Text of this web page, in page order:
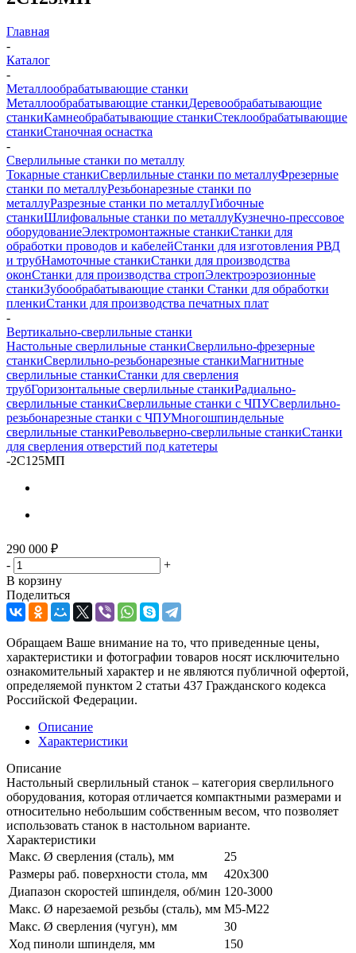
Главная
-
Каталог
-
Металлообрабатывающие станки
Металлообрабатывающие станкиДеревообрабатывающие
станкиКамнеобрабатывающие станкиСтеклообрабатывающие
станкиСтаночная оснастка
-
Сверлильные станки по металлу
Токарные станкиСверлильные станки по металлуФрезерные
станки по металлуРезьбонарезные станки по
металлуРазрезные станки по металлуГибочные
станкиШлифовальные станки по металлуКузнечно-прессовое
оборудованиеЭлектромонтажные станкиСтанки для
обработки проводов и кабелейСтанки для изготовления РВД
и трубНамоточные станкиСтанки для производства
оконСтанки для производства стропЭлектроэрозионные
станкиЗубообрабатывающие станки Станки для обработки
пленкиСтанки для производства печатных плат
-
Вертикально-сверлильные станки
Настольные сверлильные станкиСверлильно-фрезерные
станкиСверлильно-резьбонарезные станкиМагнитные
сверлильные станкиСтанки для сверления
трубГоризонтальные сверлильные станкиРадиально-
сверлильные станкиСверлильные станки с ЧПУСверлильно-
резьбонарезные станки с ЧПУМногошпиндельные
сверлильные станкиРевольверно-сверлильные станкиСтанки
для сверления отверстий под катетеры
-2С125МП
290 000 ₽
-
+
В корзину
Поделиться
Обращаем Ваше внимание на то, что приведенные цены,
характеристики и фотографии товаров носят исключительно
ознакомительный характер и не являются публичной офертой,
определяемой пунктом 2 статьи 437 Гражданского кодекса
Российской Федерации.
Описание
Характеристики
Описание
Настольный сверлильный станок – категория сверлильного
оборудования, которая отличается компактными размерами и
относительно небольшим собственным весом, что позволяет
использовать станок в настольном варианте.
Характеристики
Макс. Ø сверления (сталь), мм
25
Размеры раб. поверхности стола, мм
420х300
Диапазон скоростей шпинделя, об/мин 120-3000
Макс. Ø нарезаемой резьбы (сталь), мм М5-М22
Макс. Ø сверления (чугун), мм
30
Ход пиноли шпинделя, мм
150